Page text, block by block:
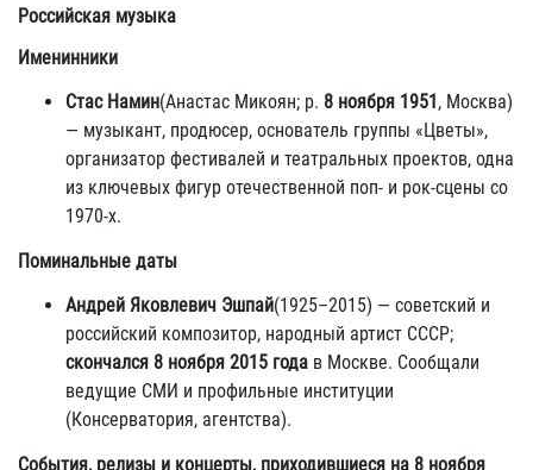
Российская музыка
Именинники
Стас Намин(Анастас Микоян; р. 8 ноября 1951 , Москва)
— музыкант, продюсер, основатель группы «Цветы»,
организатор фестивалей и театральных проектов, одна
из ключевых фигур отечественной поп- и рок-сцены со
1970-х.
Поминальные даты
Андрей Яковлевич Эшпай(1925–2015) — советский и
российский композитор, народный артист СССР;
скончался 8 ноября 2015 года в Москве. Сообщали
ведущие СМИ и профильные институции
(Консерватория, агентства).
События, релизы и концерты, приходившиеся на 8 ноября